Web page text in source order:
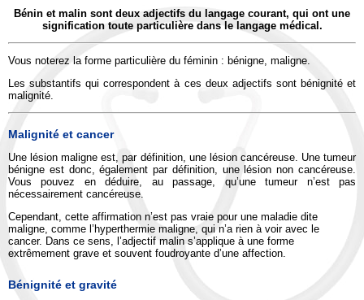
Bénin et malin sont deux adjectifs du langage courant, qui ont une
signification toute particulière dans le langage médical.
Vous noterez la forme particulière du féminin : bénigne, maligne.
Les substantifs qui correspondent à ces deux adjectifs sont bénignité et
malignité.
Malignité et cancer
Une lésion maligne est, par définition, une lésion cancéreuse. Une tumeur
bénigne est donc, également par définition, une lésion non cancéreuse.
Vous pouvez en déduire, au passage, qu’une tumeur n’est pas
nécessairement cancéreuse.
Cependant, cette affirmation n’est pas vraie pour une maladie dite
maligne, comme l’hyperthermie maligne, qui n’a rien à voir avec le
cancer. Dans ce sens, l’adjectif malin s’applique à une forme
extrêmement grave et souvent foudroyante d’une affection.
Bénignité et gravité